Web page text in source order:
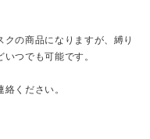
の商品になりますが、縛り
つでも可能です。
ください。